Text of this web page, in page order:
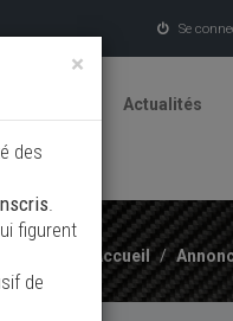
Se
Actualités
Accueil /
×
des
.
figurent
de